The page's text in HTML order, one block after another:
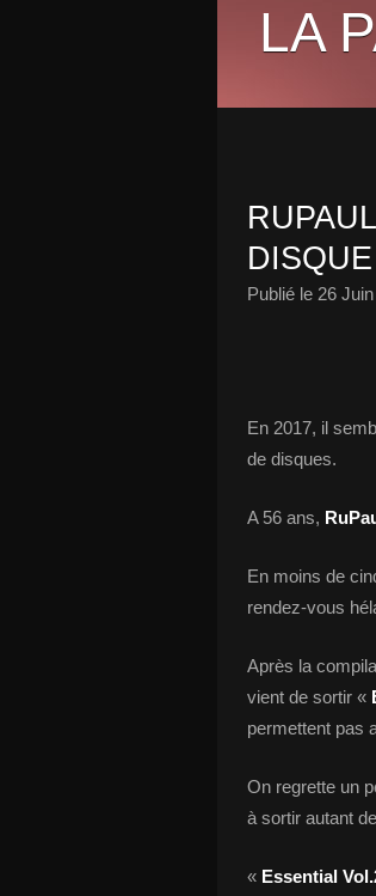
LA
Publié le 26
En 2017, il
de disques.
A 56 ans,
En moins de
rendez-vous
Après la
vient de sortir «
permettent pas
On regrette un
à sortir autant
« Essential